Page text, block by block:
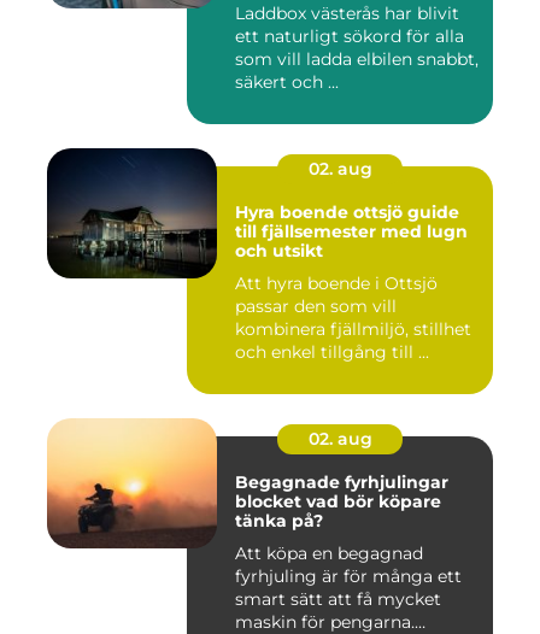
Laddbox västerås har blivit
ett naturligt sökord för alla
som vill ladda elbilen snabbt,
säkert och ...
02. aug
Hyra boende ottsjö guide
till fjällsemester med lugn
och utsikt
Att hyra boende i Ottsjö
passar den som vill
kombinera fjällmiljö, stillhet
och enkel tillgång till ...
02. aug
Begagnade fyrhjulingar
blocket vad bör köpare
tänka på?
Att köpa en begagnad
fyrhjuling är för många ett
smart sätt att få mycket
maskin för pengarna.